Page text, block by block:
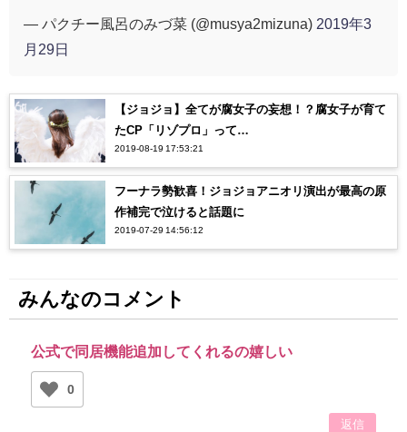
— パクチー風呂のみづ菜 (@musya2mizuna) 2019年3
月29日
【ジョジョ】全てが腐女子の妄想！？腐女子が育て
たCP「リゾプロ」って…
2019-08-19 17:53:21
フーナラ勢歓喜！ジョジョアニオリ演出が最高の原
作補完で泣けると話題に
2019-07-29 14:56:12
みんなのコメント
公式で同居機能追加してくれるの嬉しい
0
返信